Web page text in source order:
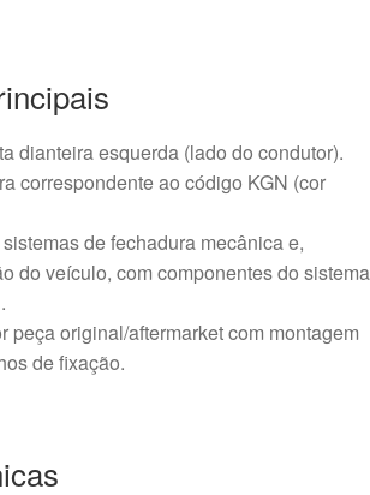
dianteira esquerda (lado do condutor).
correspondente ao código KGN (cor
de fechadura mecânica e,
do veículo, com componentes do sistema
peça original/aftermarket com montagem
de fixação.